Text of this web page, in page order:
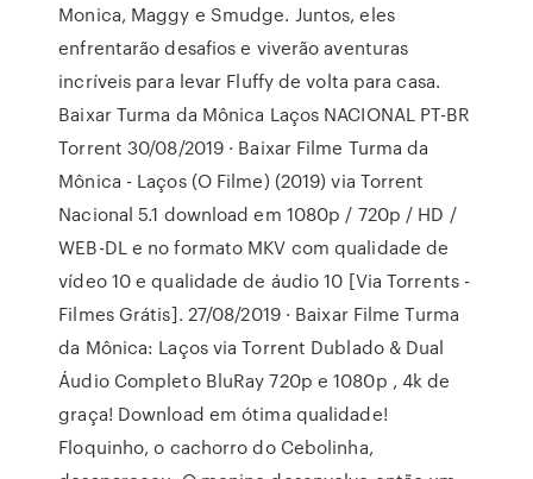
Monica, Maggy e Smudge. Juntos, eles
enfrentarão desafios e viverão aventuras
incríveis para levar Fluffy de volta para casa.
Baixar Turma da Mônica Laços NACIONAL PT-BR
Torrent 30/08/2019 · Baixar Filme Turma da
Mônica - Laços (O Filme) (2019) via Torrent
Nacional 5.1 download em 1080p / 720p / HD /
WEB-DL e no formato MKV com qualidade de
vídeo 10 e qualidade de áudio 10 [Via Torrents -
Filmes Grátis]. 27/08/2019 · Baixar Filme Turma
da Mônica: Laços via Torrent Dublado & Dual
Áudio Completo BluRay 720p e 1080p , 4k de
graça! Download em ótima qualidade!
Floquinho, o cachorro do Cebolinha,